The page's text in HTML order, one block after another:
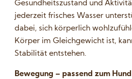
Gesundheitszustand und
jederzeit frisches Wasser
dabei, sich körperlich
Körper im Gleichgewicht ist,
Stabilität entstehen.
Bewegung – passend zum Hund